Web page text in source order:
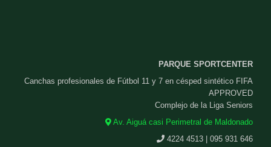
PARQUE SPORTCENTER
Canchas profesionales de Fútbol 11 y 7 en césped sintético FIFA
APPROVED
Complejo de la Liga Seniors
Av. Aiguá casi Perimetral de Maldonado
4224 4513 | 095 931 646